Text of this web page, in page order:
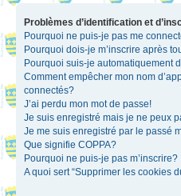
Problèmes d’identification et
Pourquoi ne puis-je pas me
Pourquoi dois-je m’inscrire après
Pourquoi suis-je automatiquement
Comment empêcher mon nom
connectés?
J’ai perdu mon mot de passe!
Je suis enregistré mais je ne peux
Je me suis enregistré par le passé
Que signifie COPPA?
Pourquoi ne puis-je pas m’inscrire?
A quoi sert “Supprimer les cookies